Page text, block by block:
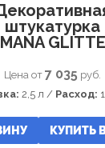
штукатурка
Цена от 7 035 руб.
2,5 л / Расход:
КУПИТЬ